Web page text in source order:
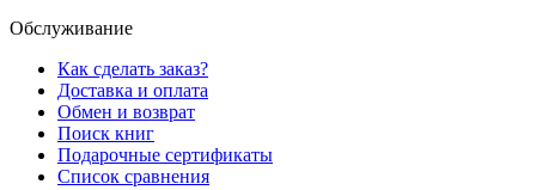
Обслуживание
Как сделать заказ?
Доставка и оплата
Обмен и возврат
Поиск книг
Подарочные сертификаты
Список сравнения